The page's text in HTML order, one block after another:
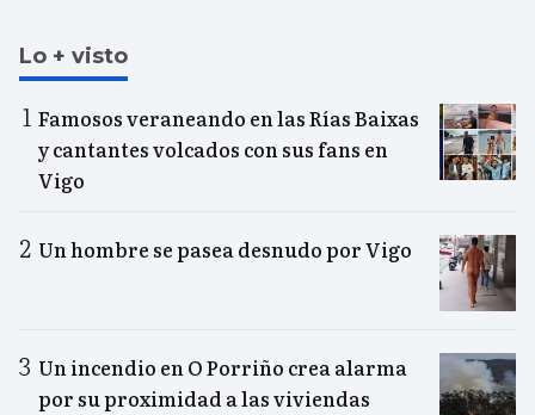
Lo + visto
Famosos veraneando en las Rías Baixas
y cantantes volcados con sus fans en
Vigo
Un hombre se pasea desnudo por Vigo
Un incendio en O Porriño crea alarma
por su proximidad a las viviendas